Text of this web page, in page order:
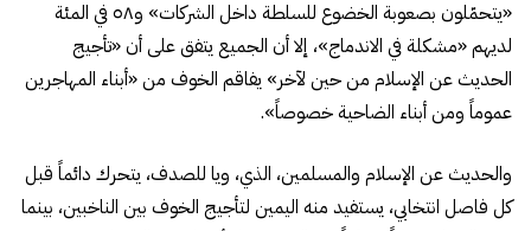
«يتحمّلون بصعوبة الخضوع للسلطة داخل الشركات» و٥٨ في المئة
لديهم «مشكلة في الاندماج»، إلا أن الجميع يتفق على أن «تأجيج
الحديث عن الإسلام من حين لآخر» يفاقم الخوف من «أبناء المهاجرين
عموماً ومن أبناء الضاحية خصوصاً».
والحديث عن الإسلام والمسلمين، الذي، ويا للصدف، يتحرك دائماً قبل
كل فاصل انتخابي، يستفيد منه اليمين لتأجيج الخوف بين الناخبين، بينما